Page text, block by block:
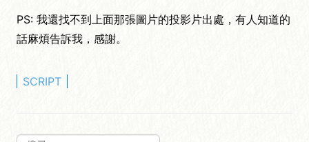
PS: 我還找不到上面那張圖片的投影片出處，有人知道的
話麻煩告訴我，感謝。
SCRIPT